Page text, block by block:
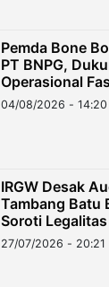
Pemda Bone
PT BNPG,
Operasional
04/08/2026 - 14:20
IRGW Desak
Tambang Batu
Soroti
Stockpile
27/07/2026 - 20:21